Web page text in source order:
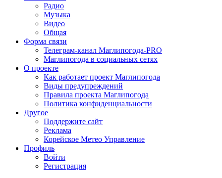
Радио
Музыка
Видео
Общая
Форма связи
Телеграм-канал Маглипогода-PRO
Маглипогода в социальных сетях
О проекте
Как работает проект Маглипогода
Виды предупреждений
Правила проекта Маглипогода
Политика конфиденциальности
Другое
Поддержите сайт
Реклама
Корейское Метео Управление
Профиль
Войти
Регистрация